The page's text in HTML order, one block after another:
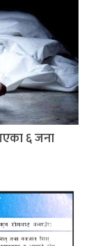
६ जना